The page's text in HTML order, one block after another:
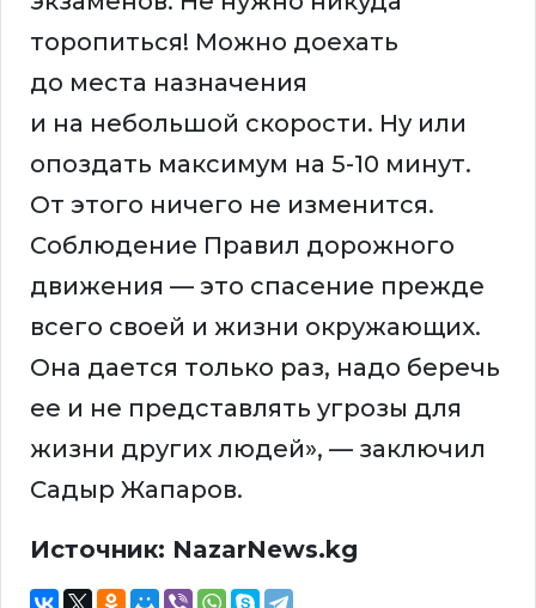
торопиться! Можно доехать
до места назначения
и на небольшой скорости. Ну или
опоздать максимум на 5-10 минут.
От этого ничего не изменится.
Соблюдение Правил дорожного
движения — это спасение прежде
всего своей и жизни окружающих.
Она дается только раз, надо беречь
ее и не представлять угрозы для
жизни других людей», — заключил
Садыр Жапаров.
Источник: NazarNews.kg